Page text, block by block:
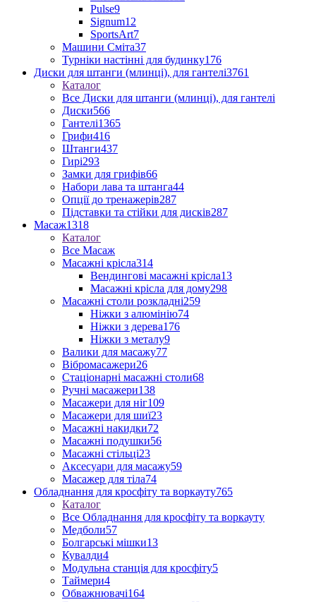
Pulse9
Signum12
SportsArt7
Машини Сміта37
Турніки настінні для будинку176
Диски для штанги (млинці), для гантелі3761
Каталог
Все Диски для штанги (млинці), для гантелі
Диски566
Гантелі1365
Грифи416
Штанги437
Гирі293
Замки для грифів66
Набори лава та штанга44
Опції до тренажерів287
Підставки та стійки для дисків287
Масаж1318
Каталог
Все Масаж
Масажні крісла314
Вендингові масажні крісла13
Масажні крісла для дому298
Масажні столи розкладні259
Ніжки з алюмінію74
Ніжки з дерева176
Ніжки з металу9
Валики для масажу77
Вібромасажери26
Стаціонарні масажні столи68
Ручні масажери138
Масажери для ніг109
Масажери для шиї23
Масажні накидки72
Масажні подушки56
Масажні стільці23
Аксесуари для масажу59
Масажер для тіла74
Обладнання для кросфіту та воркауту765
Каталог
Все Обладнання для кросфіту та воркауту
Медболи57
Болгарські мішки13
Кувалди4
Модульна станція для кросфіту5
Таймери4
Обважнювачі164